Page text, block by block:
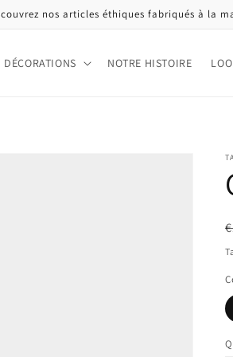
nos articles éthiques fabriqués à la
DÉCORATIONS NOTRE HISTOIRE